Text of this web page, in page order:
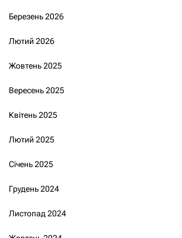
Березень 2026
Лютий 2026
Жовтень 2025
Вересень 2025
Квітень 2025
Лютий 2025
Січень 2025
Грудень 2024
Листопад 2024